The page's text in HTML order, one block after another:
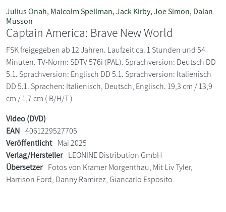
Julius Onah, Malcolm Spellman,Jack Kirby,Joe Simon, Dalan
Musson
Captain America: Brave New World
FSK freigegeben ab 12 Jahren. Laufzeit ca. 1 Stunden und 54
Minuten. TV-Norm: SDTV 576i (PAL). Sprachversion: Deutsch DD
5.1. Sprachversion: Englisch DD 5.1. Sprachversion: Italienisch
DD 5.1. Sprachen: Italienisch, Deutsch, Englisch. 19,3 cm / 13,9
cm / 1,7 cm ( B/H/T )
Video (DVD)
EAN 4061229527705
Veröffentlicht Mai 2025
Verlag/Hersteller LEONINE Distribution GmbH
Übersetzer Fotos von Kramer Morgenthau, Mit Liv Tyler,
Harrison Ford, Danny Ramirez, Giancarlo Esposito